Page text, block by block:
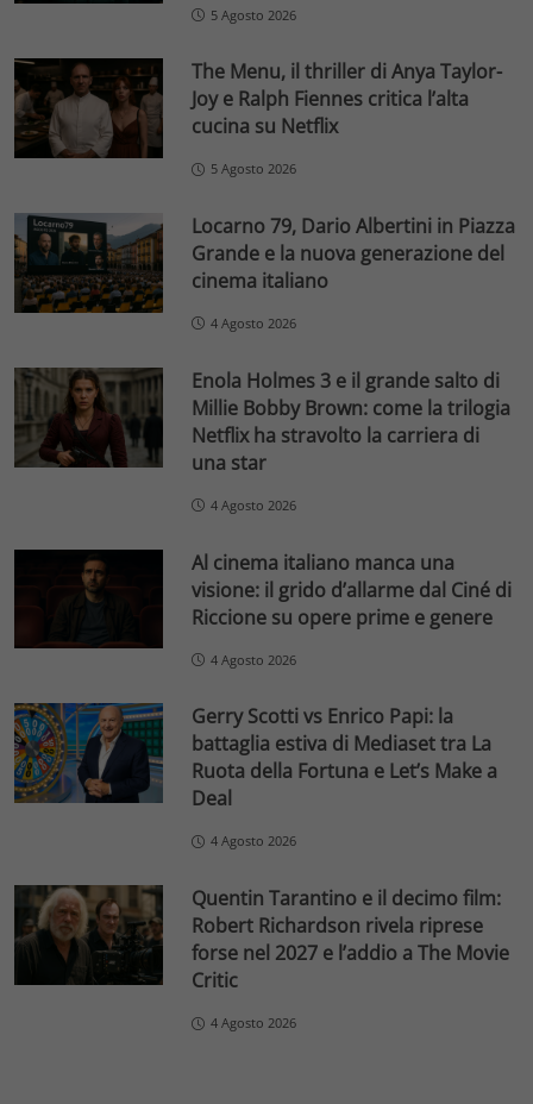
5 Agosto 2026
The Menu, il thriller di Anya Taylor-
Joy e Ralph Fiennes critica l’alta
cucina su Netflix
5 Agosto 2026
Locarno 79, Dario Albertini in Piazza
Grande e la nuova generazione del
cinema italiano
4 Agosto 2026
Enola Holmes 3 e il grande salto di
Millie Bobby Brown: come la trilogia
Netflix ha stravolto la carriera di
una star
4 Agosto 2026
Al cinema italiano manca una
visione: il grido d’allarme dal Ciné di
Riccione su opere prime e genere
4 Agosto 2026
Gerry Scotti vs Enrico Papi: la
battaglia estiva di Mediaset tra La
Ruota della Fortuna e Let’s Make a
Deal
4 Agosto 2026
Quentin Tarantino e il decimo film:
Robert Richardson rivela riprese
forse nel 2027 e l’addio a The Movie
Critic
4 Agosto 2026